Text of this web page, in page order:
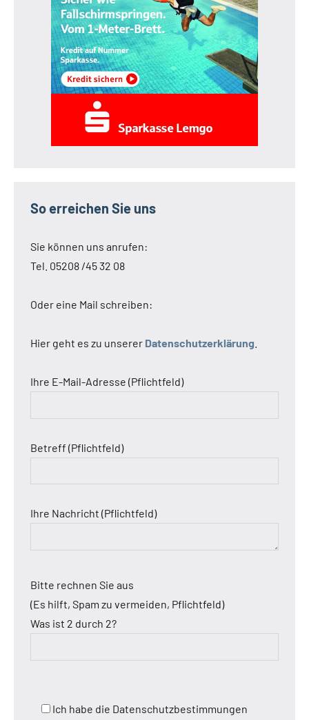
So erreichen Sie uns
Sie können uns anrufen:
Tel. 05208 /45 32 08
Oder eine Mail schreiben:
Hier geht es zu unserer Datenschutzerklärung
Ihre E-Mail-Adresse (Pflichtfeld)
Betreff (Pflichtfeld)
Ihre Nachricht (Pflichtfeld)
Bitte rechnen Sie aus
(Es hilft, Spam zu vermeiden, Pflichtfeld)
Was ist 2 durch 2?
Ich habe die Datenschutzbestimmungen